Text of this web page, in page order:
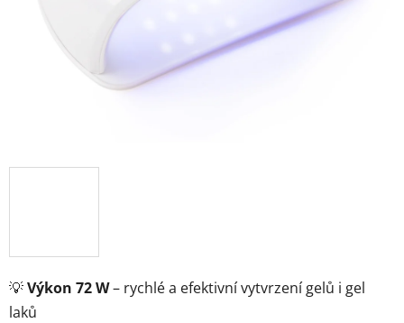
💡Výkon 72 W– rychlé a efektivní vytvrzení gelů i gel
laků